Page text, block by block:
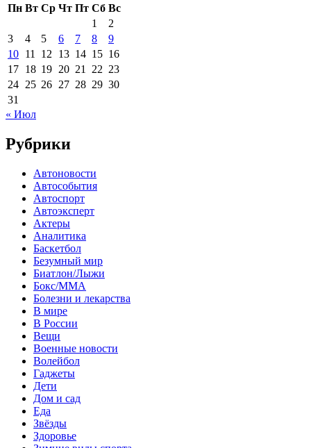
Пн Вт Ср Чт Пт Сб Вс
1
2
3
4 5 6 7 8
9
10 11 12 13 14 15 16
17 18 19 20 21 22 23
24 25 26 27 28 29 30
31
« Июл
Рубрики
Автоновости
Автособытия
Автоспорт
Автоэксперт
Актеры
Аналитика
Баскетбол
Безумный мир
Биатлон/Лыжи
Бокс/MMA
Болезни и лекарства
В мире
В России
Вещи
Военные новости
Волейбол
Гаджеты
Дети
Дом и сад
Еда
Звёзды
Здоровье